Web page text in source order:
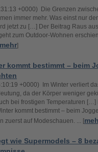
+0000) Die Grenzen
immer mehr. Was einst nur
jetzt zu […] Der Beitrag Raus
zum Outdoor-Wohnen
mehr]
kommt bestimmt – beim
+0000) Im Winter verliert
da der Körper weniger
bei frostigen Temperaturen […]
kommt bestimmt – beim
zuerst auf Modeschauen. ... [
wie Supermodels – 8